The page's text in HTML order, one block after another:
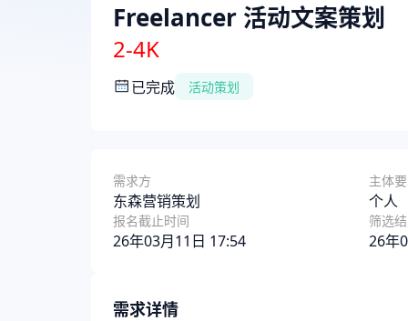
Freelancer 活动文案策划
2-4K
已完成 活动策划
需求方
东森营销策划
报名截止时间
26年03月11日 17:54
主体
个人
筛选
26年
需求详情